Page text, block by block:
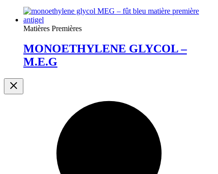
Matières Premières
MONOETHYLENE GLYCOL –
M.E.G